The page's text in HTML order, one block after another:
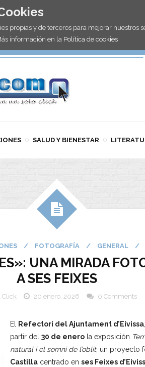
propias y de terceros para mejorar nuestros
información en la Política de cookies
SALUD Y BIENESTAR
/ FOTOGRAFÍA / GENERAL /
UNA MIRADA
A SES FEIXES
Click 20 enero, 2026 0 Comments
El Refectori del Ajuntament d’Eivissa
partir del 30 de enero la exposición
natural i el somni de l’oblit, un proyecto
Castilla centrado en ses Feixes